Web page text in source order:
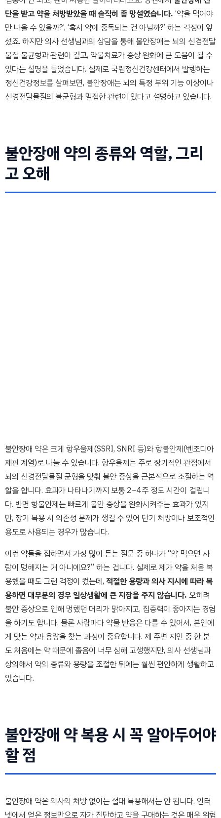
단을 받고 약을 처방받았을 때 솔직히 좀 망설였습니다. ‘약을 먹어야
만 나을 수 있을까?’, ‘혹시 약에 중독되는 건 아닐까?’ 하는 걱정이 앞
섰죠. 하지만 의사 선생님과의 상담을 통해 불안장애는 뇌의 신경전달
물질 불균형과 관련이 깊고, 약물치료가 증상 완화에 큰 도움이 될 수
있다는 설명을 들었습니다. 실제로 국립정신건강센터에서 발행하는
정신건강정보를 살펴보면, 불안장애는 뇌의 특정 부위 기능 이상이나
신경전달물질의 불균형과 밀접한 관련이 있다고 설명하고 있습니다.
불안장애 약의 종류와 역할, 그리
고 오해
불안장애 약은 크게 항우울제(SSRI, SNRI 등)와 항불안제(벤조디아
제핀 계열)로 나눌 수 있습니다. 항우울제는 주로 장기적인 관점에서
뇌의 신경전달물질 균형을 맞춰 불안 증상을 근본적으로 조절하는 역
할을 합니다. 효과가 나타나기까지 보통 2~4주 정도 시간이 걸립니
다. 반면 항불안제는 빠르게 불안 증상을 완화시켜주는 효과가 있지
만, 장기 복용 시 의존성 문제가 생길 수 있어 단기 처방이나 보조적인
용도로 사용되는 경우가 많습니다.
이런 약들을 접하면서 가장 많이 듣는 질문 중 하나가 “약 먹으면 사
람이 멍해지는 거 아니에요?” 하는 겁니다. 실제로 제가 약을 처음 복
용했을 때도 그런 걱정이 컸는데, 적절한 용량과 의사 지시에 따라 복
용하면 대부분의 경우 일상생활에 큰 지장을 주지 않습니다. 오히려
불안 증상으로 인해 멍했던 머리가 맑아지고, 집중력이 좋아지는 경험
을 하기도 합니다. 물론 사람마다 약물 반응은 다를 수 있어서, 본인에
게 맞는 약과 용량을 찾는 과정이 중요합니다. 제 주변 지인 중 한 분
도 처음에는 약 때문에 졸음이 너무 심해 고생했지만, 의사 선생님과
상의해서 약의 종류와 용량을 조절한 뒤에는 훨씬 편안하게 생활하고
있습니다.
불안장애 약 복용 시 꼭 알아두어야
할 점
불안장애 약은 의사의 처방 없이는 절대 복용해서는 안 됩니다. 인터
넷에서 얻은 정보만으로 자가 진단하고 약을 구매하는 것은 매우 위험